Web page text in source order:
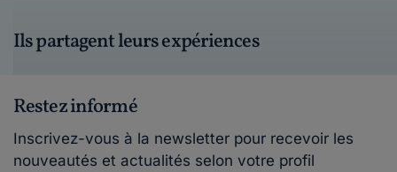
Ils partagent leurs expériences
Restez informé
Inscrivez-vous à la newsletter pour recevoir les
nouveautés et actualités selon votre profil